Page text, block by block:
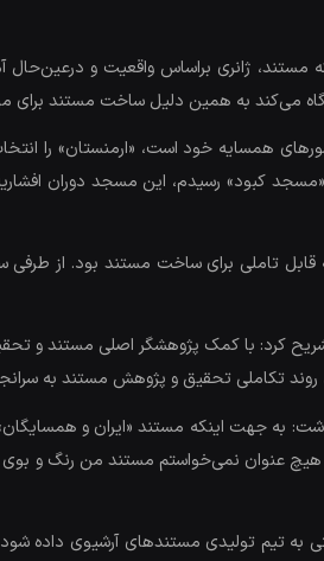
با اشاره به این موضوع که مستند، ژانری براساس
آگاه می‌کند به همین دلیل ساخت مستند
همسایه خود است، «ارمنستان» را
کبود» رسیدم، این مسجد دوران
تاملی برای ساخت مستند بود. از طرفی
کرد: با کمک پژوهشگر اصلی مستند و
تکاملی تحقیق و پژوهش مستند به
به جهت اینکه مستند «ایران و
عنوان نمی‌خواستم مستند من رنگ و بوی
به تیم تولیدی مستندهای آرشیوی داده